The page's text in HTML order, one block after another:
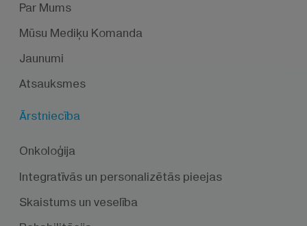
Par Mums
Mūsu Mediķu Komanda
Jaunumi
Atsauksmes
Ārstniecība
Onkoloģija
Integratīvās un personalizētās pieejas
Skaistums un veselība